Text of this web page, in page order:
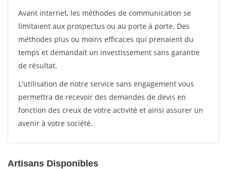
Avant internet, les méthodes de communication se
limitaient aux prospectus ou au porte à porte. Des
méthodes plus ou moins efficaces qui prenaient du
temps et demandait un investissement sans garantie
de résultat.
L'utilisation de notre service sans engagement vous
permettra de recevoir des demandes de devis en
fonction des creux de votre activité et ainsi assurer un
avenir à votre société.
Artisans Disponibles